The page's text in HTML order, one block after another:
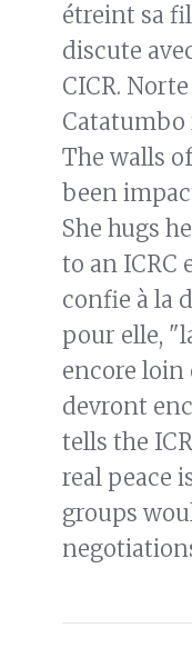
étreint sa
discute
CICR.
Catatumbo
The walls
been
She hugs
to an ICRC
confie à la
pour elle,
encore loin
devront
tells the
real peace
groups